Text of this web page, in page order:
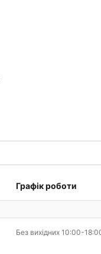
Графік роботи
Без вихідних 10:00-